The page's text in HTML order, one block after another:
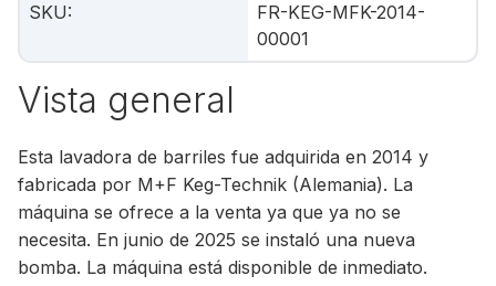
SKU:
FR-KEG-MFK-2014-
00001
Vista general
Esta lavadora de barriles fue adquirida en 2014 y
fabricada por M+F Keg-Technik (Alemania). La
máquina se ofrece a la venta ya que ya no se
necesita. En junio de 2025 se instaló una nueva
bomba. La máquina está disponible de inmediato.